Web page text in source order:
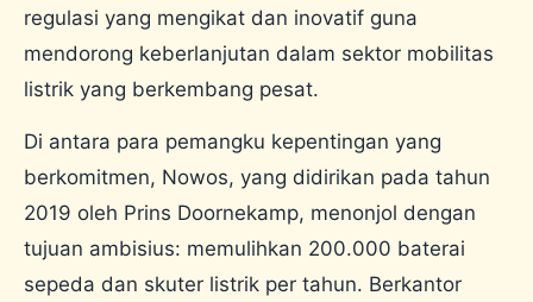
regulasi yang mengikat dan inovatif guna
mendorong keberlanjutan dalam sektor mobilitas
listrik yang berkembang pesat.
Di antara para pemangku kepentingan yang
berkomitmen, Nowos, yang didirikan pada tahun
2019 oleh Prins Doornekamp, ​​​​menonjol dengan
tujuan ambisius: memulihkan 200.000 baterai
sepeda dan skuter listrik per tahun. Berkantor